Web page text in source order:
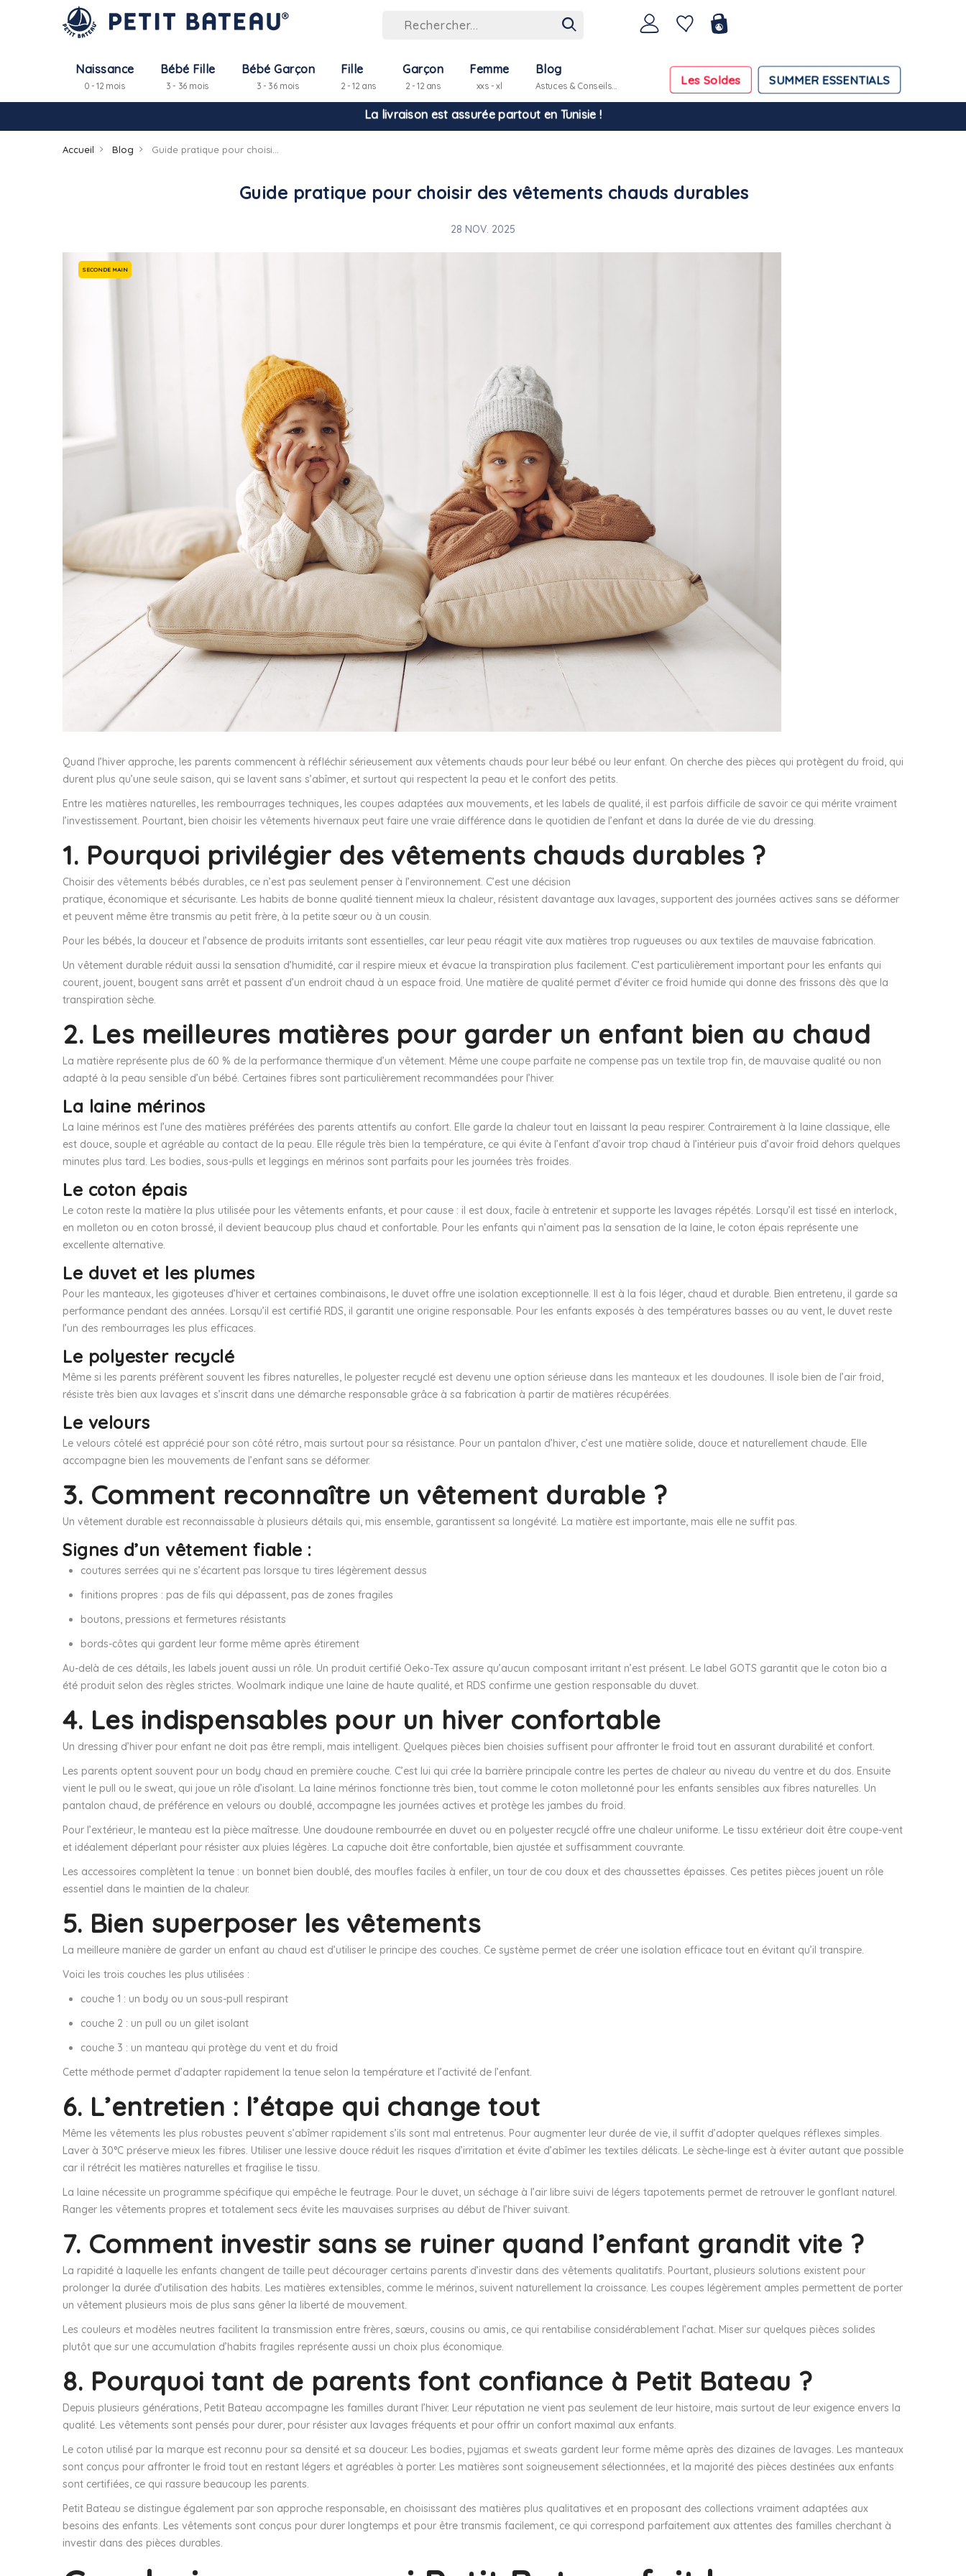
Naissance
0 - 12 mois
Bébé Fille
3 - 36 mois
Bébé Garçon
3 - 36 mois
Fille
2 - 12 ans
Garçon
2 - 12 ans
Femme
xxs - xl SUMMER ESSENTIALS
Les Soldes
Blog
Astuces & Conseils...
Hello ! Bon shopping Petit Bateau family !
-10% pour tout paiement par carte bancaire (hors promo)
Accueil Blog
Guide pratique pour choisir des vêtements chauds durables
28 NOV. 2025
SECONDE MAIN
Quand l’hiver approche, les parents commencent à réfléchir sérieusement aux vêtements chauds pour leur bébé ou leur enfant. On cherche des pièces qui protègent du froid, qui
durent plus qu’une seule saison, qui se lavent sans s’abîmer, et surtout qui respectent la peau et le confort des petits.
Entre les matières naturelles, les rembourrages techniques, les coupes adaptées aux mouvements, et les labels de qualité, il est parfois difficile de savoir ce qui mérite vraiment
l’investissement. Pourtant, bien choisir les vêtements hivernaux peut faire une vraie différence dans le quotidien de l’enfant et dans la durée de vie du dressing.
1. Pourquoi privilégier des vêtements chauds durables ?
Choisir des vêtements bébés durables, ce n’est pas seulement penser à l’environnement. C’est une décision
pratique, économique et sécurisante. Les habits de bonne qualité tiennent mieux la chaleur, résistent davantage aux lavages, supportent des journées actives sans se déformer
et peuvent même être transmis au petit frère, à la petite sœur ou à un cousin.
Pour les bébés, la douceur et l’absence de produits irritants sont essentielles, car leur peau réagit vite aux matières trop rugueuses ou aux textiles de mauvaise fabrication.
Un vêtement durable réduit aussi la sensation d’humidité, car il respire mieux et évacue la transpiration plus facilement. C’est particulièrement important pour les enfants qui
courent, jouent, bougent sans arrêt et passent d’un endroit chaud à un espace froid. Une matière de qualité permet d’éviter ce froid humide qui donne des frissons dès que la
transpiration sèche.
2. Les meilleures matières pour garder un enfant bien au chaud
La matière représente plus de 60 % de la performance thermique d’un vêtement. Même une coupe parfaite ne compense pas un textile trop fin, de mauvaise qualité ou non
adapté à la peau sensible d’un bébé. Certaines fibres sont particulièrement recommandées pour l’hiver.
La laine mérinos
La laine mérinos est l’une des matières préférées des parents attentifs au confort. Elle garde la chaleur tout en laissant la peau respirer. Contrairement à la laine classique, elle
est douce, souple et agréable au contact de la peau. Elle régule très bien la température, ce qui évite à l’enfant d’avoir trop chaud à l’intérieur puis d’avoir froid dehors quelques
minutes plus tard. Les bodies, sous-pulls et leggings en mérinos sont parfaits pour les journées très froides.
Le coton épais
Le coton reste la matière la plus utilisée pour les vêtements enfants, et pour cause : il est doux, facile à entretenir et supporte les lavages répétés. Lorsqu’il est tissé en interlock,
en molleton ou en coton brossé, il devient beaucoup plus chaud et confortable. Pour les enfants qui n’aiment pas la sensation de la laine, le coton épais représente une
excellente alternative.
Le duvet et les plumes
Pour les manteaux, les gigoteuses d’hiver et certaines combinaisons, le duvet offre une isolation exceptionnelle. Il est à la fois léger, chaud et durable. Bien entretenu, il garde sa
performance pendant des années. Lorsqu’il est certifié RDS, il garantit une origine responsable. Pour les enfants exposés à des températures basses ou au vent, le duvet reste
l’un des rembourrages les plus efficaces.
Le polyester recyclé
Même si les parents préfèrent souvent les fibres naturelles, le polyester recyclé est devenu une option sérieuse dans les manteaux et les doudounes. Il isole bien de l’air froid,
résiste très bien aux lavages et s’inscrit dans une démarche responsable grâce à sa fabrication à partir de matières récupérées.
Le velours
Le velours côtelé est apprécié pour son côté rétro, mais surtout pour sa résistance. Pour un pantalon d’hiver, c’est une matière solide, douce et naturellement chaude. Elle
accompagne bien les mouvements de l’enfant sans se déformer.
3. Comment reconnaître un vêtement durable ?
Un vêtement durable est reconnaissable à plusieurs détails qui, mis ensemble, garantissent sa longévité. La matière est importante, mais elle ne suffit pas.
Signes d’un vêtement fiable :
coutures serrées qui ne s’écartent pas lorsque tu tires légèrement dessus
finitions propres : pas de fils qui dépassent, pas de zones fragiles
boutons, pressions et fermetures résistants
bords-côtes qui gardent leur forme même après étirement
Au-delà de ces détails, les labels jouent aussi un rôle. Un produit certifié Oeko-Tex assure qu’aucun composant irritant n’est présent. Le label GOTS garantit que le coton bio a
été produit selon des règles strictes. Woolmark indique une laine de haute qualité, et RDS confirme une gestion responsable du duvet.
4. Les indispensables pour un hiver confortable
Un dressing d’hiver pour enfant ne doit pas être rempli, mais intelligent. Quelques pièces bien choisies suffisent pour affronter le froid tout en assurant durabilité et confort.
Les parents optent souvent pour un body chaud en première couche. C’est lui qui crée la barrière principale contre les pertes de chaleur au niveau du ventre et du dos. Ensuite
vient le pull ou le sweat, qui joue un rôle d’isolant. La laine mérinos fonctionne très bien, tout comme le coton molletonné pour les enfants sensibles aux fibres naturelles. Un
pantalon chaud, de préférence en velours ou doublé, accompagne les journées actives et protège les jambes du froid.
Pour l’extérieur, le manteau est la pièce maîtresse. Une doudoune rembourrée en duvet ou en polyester recyclé offre une chaleur uniforme. Le tissu extérieur doit être coupe-vent
et idéalement déperlant pour résister aux pluies légères. La capuche doit être confortable, bien ajustée et suffisamment couvrante.
Les accessoires complètent la tenue : un bonnet bien doublé, des moufles faciles à enfiler, un tour de cou doux et des chaussettes épaisses. Ces petites pièces jouent un rôle
essentiel dans le maintien de la chaleur.
5. Bien superposer les vêtements
La meilleure manière de garder un enfant au chaud est d’utiliser le principe des couches. Ce système permet de créer une isolation efficace tout en évitant qu’il transpire.
Voici les trois couches les plus utilisées :
couche 1 : un body ou un sous-pull respirant
couche 2 : un pull ou un gilet isolant
couche 3 : un manteau qui protège du vent et du froid
Cette méthode permet d’adapter rapidement la tenue selon la température et l’activité de l’enfant.
6. L’entretien : l’étape qui change tout
Même les vêtements les plus robustes peuvent s’abîmer rapidement s’ils sont mal entretenus. Pour augmenter leur durée de vie, il suffit d’adopter quelques réflexes simples.
Laver à 30°C préserve mieux les fibres. Utiliser une lessive douce réduit les risques d’irritation et évite d’abîmer les textiles délicats. Le sèche-linge est à éviter autant que possible
car il rétrécit les matières naturelles et fragilise le tissu.
La laine nécessite un programme spécifique qui empêche le feutrage. Pour le duvet, un séchage à l’air libre suivi de légers tapotements permet de retrouver le gonflant naturel.
Ranger les vêtements propres et totalement secs évite les mauvaises surprises au début de l’hiver suivant.
7. Comment investir sans se ruiner quand l’enfant grandit vite ?
La rapidité à laquelle les enfants changent de taille peut décourager certains parents d’investir dans des vêtements qualitatifs. Pourtant, plusieurs solutions existent pour
prolonger la durée d’utilisation des habits. Les matières extensibles, comme le mérinos, suivent naturellement la croissance. Les coupes légèrement amples permettent de porter
un vêtement plusieurs mois de plus sans gêner la liberté de mouvement.
Les couleurs et modèles neutres facilitent la transmission entre frères, sœurs, cousins ou amis, ce qui rentabilise considérablement l’achat. Miser sur quelques pièces solides
plutôt que sur une accumulation d’habits fragiles représente aussi un choix plus économique.
8. Pourquoi tant de parents font confiance à Petit Bateau ?
Depuis plusieurs générations, Petit Bateau accompagne les familles durant l’hiver. Leur réputation ne vient pas seulement de leur histoire, mais surtout de leur exigence envers la
qualité. Les vêtements sont pensés pour durer, pour résister aux lavages fréquents et pour offrir un confort maximal aux enfants.
Le coton utilisé par la marque est reconnu pour sa densité et sa douceur. Les bodies, pyjamas et sweats gardent leur forme même après des dizaines de lavages. Les manteaux
sont conçus pour affronter le froid tout en restant légers et agréables à porter. Les matières sont soigneusement sélectionnées, et la majorité des pièces destinées aux enfants
sont certifiées, ce qui rassure beaucoup les parents.
Petit Bateau se distingue également par son approche responsable, en choisissant des matières plus qualitatives et en proposant des collections vraiment adaptées aux
besoins des enfants. Les vêtements sont conçus pour durer longtemps et pour être transmis facilement, ce qui correspond parfaitement aux attentes des familles cherchant à
investir dans des pièces durables.